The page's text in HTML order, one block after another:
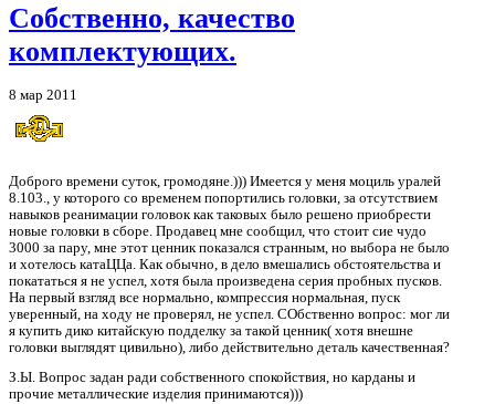
Собственно, качество
комплектующих.
8 мар 2011
Доброго времени суток, громодяне.))) Имеется у меня моциль уралей
8.103., у которого со временем попортились головки, за отсутствием
навыков реанимации головок как таковых было решено приобрести
новые головки в сборе. Продавец мне сообщил, что стоит сие чудо
3000 за пару, мне этот ценник показался странным, но выбора не было
и хотелось катаЦЦа. Как обычно, в дело вмешались обстоятельства и
покататься я не успел, хотя была произведена серия пробных пусков.
На первый взгляд все нормально, компрессия нормальная, пуск
уверенный, на ходу не проверял, не успел. СОбственно вопрос: мог ли
я купить дико китайскую подделку за такой ценник( хотя внешне
головки выглядят цивильно), либо действительно деталь качественная?
З.Ы. Вопрос задан ради собственного спокойствия, но карданы и
прочие металлические изделия принимаются)))